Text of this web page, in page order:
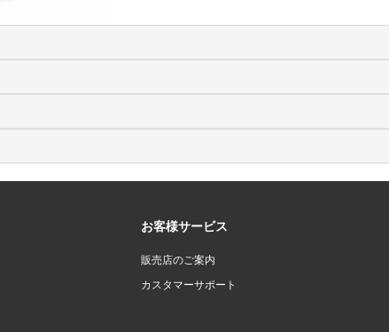
お客様サービス
販売店のご案内
カスタマーサポート